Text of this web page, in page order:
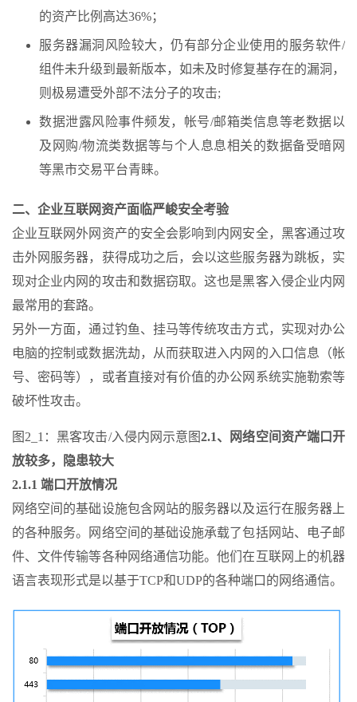
的资产比例高达36%；
服务器漏洞风险较大，仍有部分企业使用的服务软件/
组件未升级到最新版本，如未及时修复基存在的漏洞，
则极易遭受外部不法分子的攻击;
数据泄露风险事件频发，帐号/邮箱类信息等老数据以
及网购/物流类数据等与个人息息相关的数据备受暗网
等黑市交易平台青睐。
二、企业互联网资产面临严峻安全考验
企业互联网外网资产的安全会影响到内网安全，黑客通过攻
击外网服务器，获得成功之后，会以这些服务器为跳板，实
现对企业内网的攻击和数据窃取。这也是黑客入侵企业内网
最常用的套路。
另外一方面，通过钓鱼、挂马等传统攻击方式，实现对办公
电脑的控制或数据洗劫，从而获取进入内网的入口信息（帐
号、密码等），或者直接对有价值的办公网系统实施勒索等
破坏性攻击。
图2_1：黑客攻击/入侵内网示意图2.1、网络空间资产端口开
放较多，隐患较大
2.1.1 端口开放情况
网络空间的基础设施包含网站的服务器以及运行在服务器上
的各种服务。网络空间的基础设施承载了包括网站、电子邮
件、文件传输等各种网络通信功能。他们在互联网上的机器
语言表现形式是以基于TCP和UDP的各种端口的网络通信。